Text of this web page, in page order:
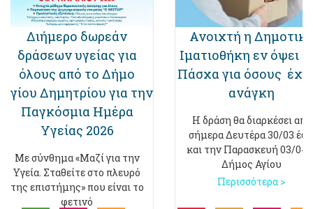
Διήμερο δωρεάν
δράσεων υγείας για
όλους από το Δήμο
Αγίου Δημητρίου για την
Παγκόσμια Ημέρα
Υγείας 2026
Με σύνθημα «Μαζί για την
Υγεία. Σταθείτε στο πλευρό
της επιστήμης» που είναι το
φετινό
Ανοιχτή η
Ιματιοθήκη εν όψει
Πάσχα για όσους
ανάγκη
Η δράση θα διαρκέσει από
σήμερα Δευτέρα 30/03
και την Παρασκευή 03/04
Δήμος Αγίου
Περισσότερα >